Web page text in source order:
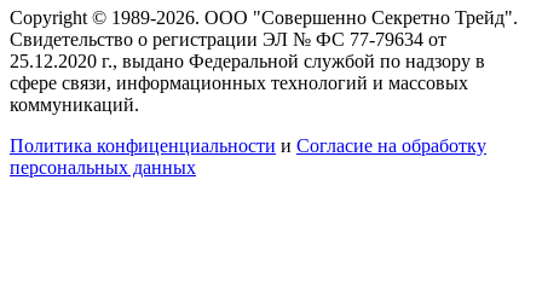
Copyright © 1989-2026. ООО "Совершенно Секретно Трейд".
Свидетельство о регистрации ЭЛ № ФС 77-79634 от
25.12.2020 г., выдано Федеральной службой по надзору в
сфере связи, информационных технологий и массовых
коммуникаций.
Политика конфиценциальности и Согласие на обработку
персональных данных